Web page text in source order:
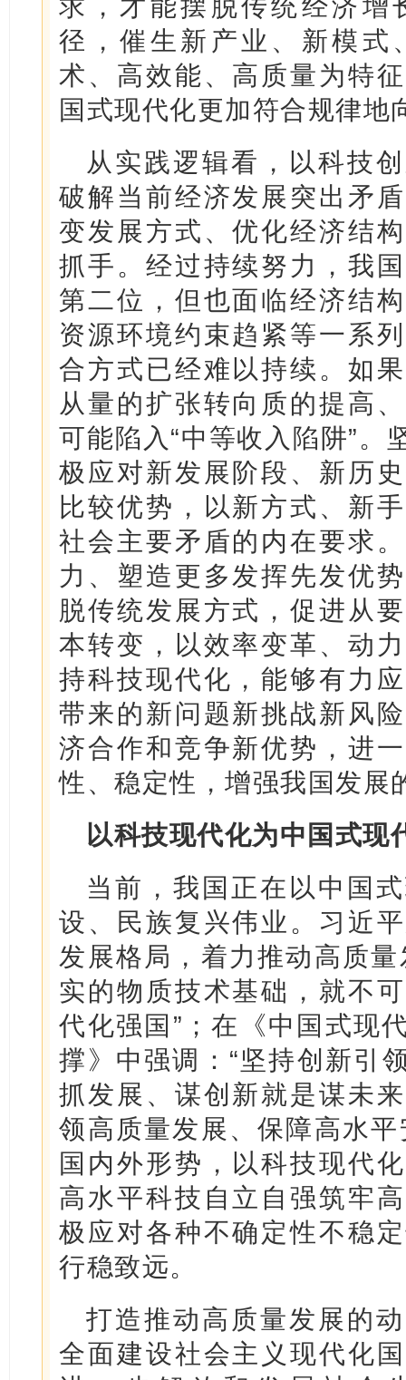
求，才能摆脱传统经济增
径，催生新产业、新模式
术、高效能、高质量为特
国式现代化更加符合规律地
从实践逻辑看，以科技
破解当前经济发展突出矛
变发展方式、优化经济结
抓手。经过持续努力，我
第二位，但也面临经济结
资源环境约束趋紧等一系
合方式已经难以持续。如
从量的扩张转向质的提高
可能陷入“中等收入陷阱”。
极应对新发展阶段、新历
比较优势，以新方式、新
社会主要矛盾的内在要求
力、塑造更多发挥先发优
脱传统发展方式，促进从
本转变，以效率变革、动
持科技现代化，能够有力
带来的新问题新挑战新风
济合作和竞争新优势，进
性、稳定性，增强我国发展
以科技现代化为中国式现
当前，我国正在以中国
设、民族复兴伟业。习近
发展格局，着力推动高质
实的物质技术基础，就不
代化强国”；在《中国式现
撑》中强调：“坚持创新引
抓发展、谋创新就是谋未
领高质量发展、保障高水
国内外形势，以科技现代
高水平科技自立自强筑牢
极应对各种不确定性不稳
行稳致远。
打造推动高质量发展的
全面建设社会主义现代化